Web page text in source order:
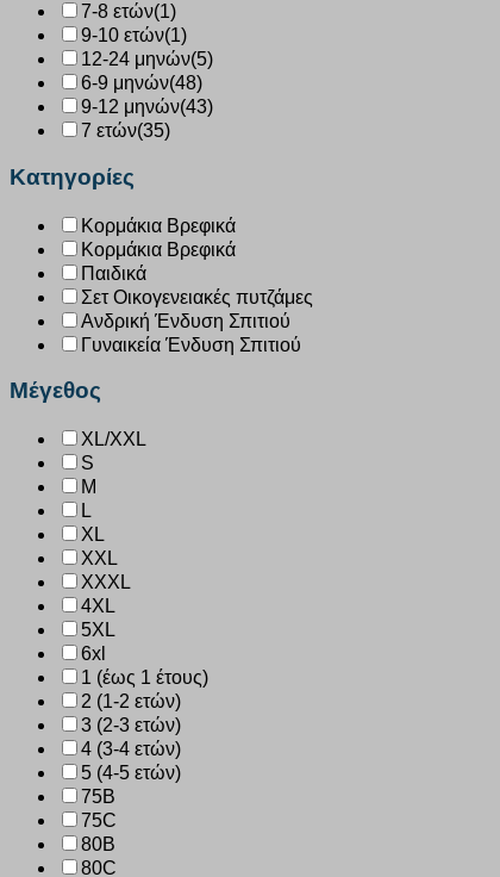
7-8 ετών(1)
9-10 ετών(1)
12-24 μηνών(5)
6-9 μηνών(48)
9-12 μηνών(43)
7 ετών(35)
Κατηγορίες
Κορμάκια Βρεφικά
Κορμάκια Βρεφικά
Παιδικά
Σετ Οικογενειακές πυτζάμες
Ανδρική Ένδυση Σπιτιού
Γυναικεία Ένδυση Σπιτιού
Μέγεθος
XL/XXL
S
M
L
XL
XXL
XXXL
4XL
5XL
6xl
1 (έως 1 έτους)
2 (1-2 ετών)
3 (2-3 ετών)
4 (3-4 ετών)
5 (4-5 ετών)
75B
75C
80B
80C